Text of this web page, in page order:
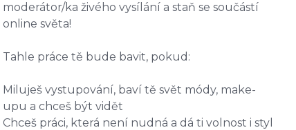
moderátor/ka živého vysílání a staň se součástí
online světa!
Tahle práce tě bude bavit, pokud:
Miluješ vystupování, baví tě svět módy, make-
upu a chceš být vidět
Chceš práci, která není nudná a dá ti volnost i styl